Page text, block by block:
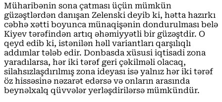
Müharibənin sona çatması üçün mümkün
güzəştlərdən danışan Zelenski deyib ki, hətta hazırkı
cəbhə xətti boyunca münaqişənin dondurulması belə
Kiyev tərəfindən artıq əhəmiyyətli bir güzəştdir. O
qeyd edib ki, istənilən həll variantları qarşılıqlı
addımlar tələb edir. Donbasda xüsusi iqtisadi zona
yaradılarsa, hər iki tərəf geri çəkilməli olacaq,
silahsızlaşdırılmış zona ideyası isə yalnız hər iki tərəf
öz hissəsinə nəzarət edərsə və onların arasında
beynəlxalq qüvvələr yerləşdirilərsə mümkündür.